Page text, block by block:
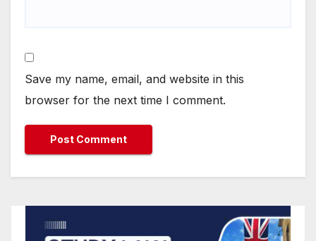
Save my name, email, and website in this
browser for the next time I comment.